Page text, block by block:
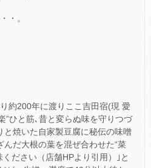
・。
約200年に渡りここ吉田宿(現 愛
”ひと筋､昔と変らぬ味を守りつづ
と焼いた自家製豆腐に秘伝の味噌
んだ大根の葉を混ぜ合わせた“菜
ださい（店舗HPより引用）｣と